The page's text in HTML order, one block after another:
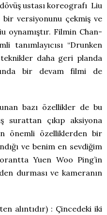
ustası koreografı Liu
versiyonunu çekmiş ve
oynamıştır. Filmin Chan-
tanımlayıcısı “Drunken
teknikler daha geri planda
bir devam filmi de
bazı özellikler de bu
çıkıp aksiyona
önemli özelliklerden bir
ve benim en sevdiğim
Yuen Woo Ping’in
durması ve kameranın
alıntıdır) : Çincedeki iki